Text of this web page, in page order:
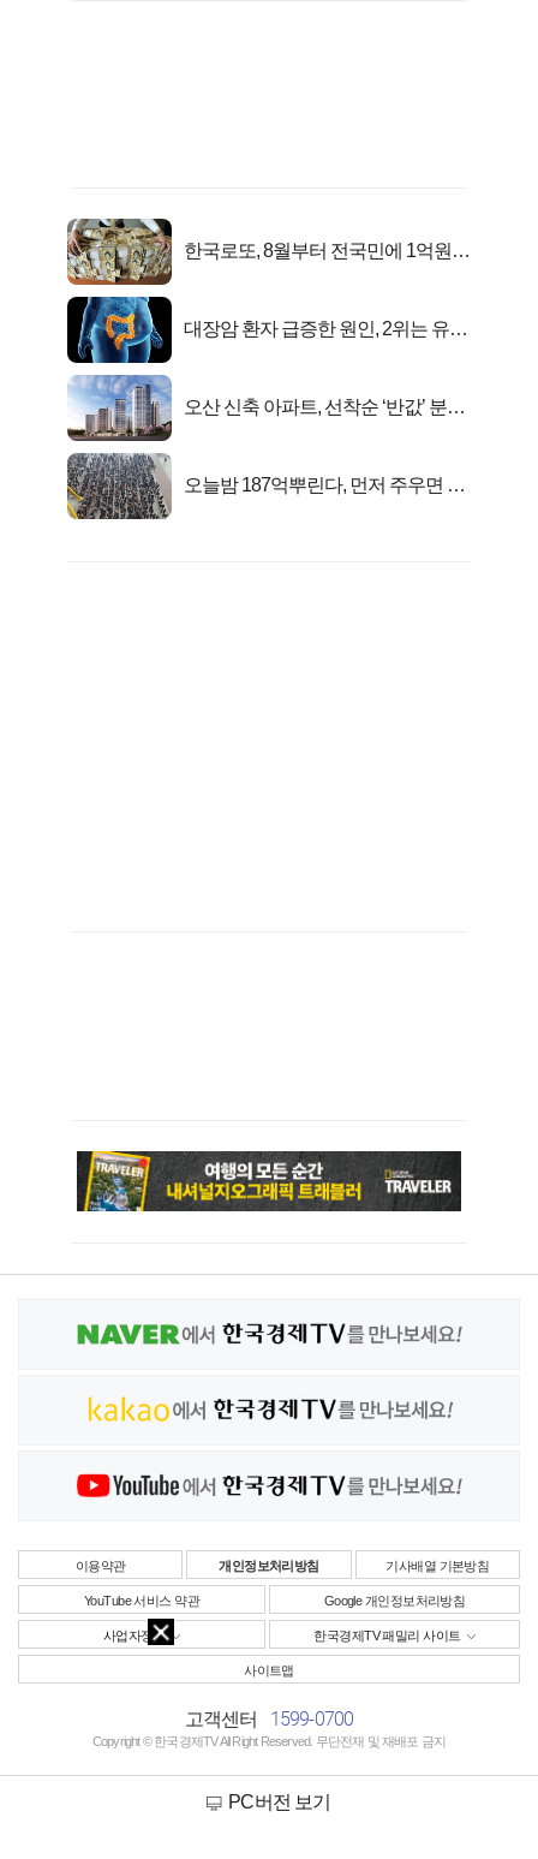
한국로또, 8월부터 전국민에 1억원씩
대장암 환자 급증한 원인, 2위는 유산
오산 신축 아파트, 선착순 ‘반값’ 분양
오늘밤 187억뿌린다, 먼저 주우면 최
이용약관 개인정보처리방침 기사배열 기본방침
YouTube 서비스 약관 Google 개인정보처리방침
사업자정보 한국경제TV 패밀리 사이트
사이트맵
고객센터 1599-0700
Copyright © 한국경제TV All Right Reserved. 무단전재 및 재배포 금지
PC버전 보기